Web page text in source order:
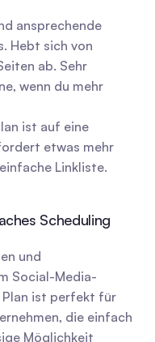
ansprechende
Hebt sich von
ab. Sehr
wenn du mehr
ist auf eine
etwas mehr
Linkliste.
Scheduling
und
Social-Media-
Plan ist perfekt für
die einfach
Möglichkeit